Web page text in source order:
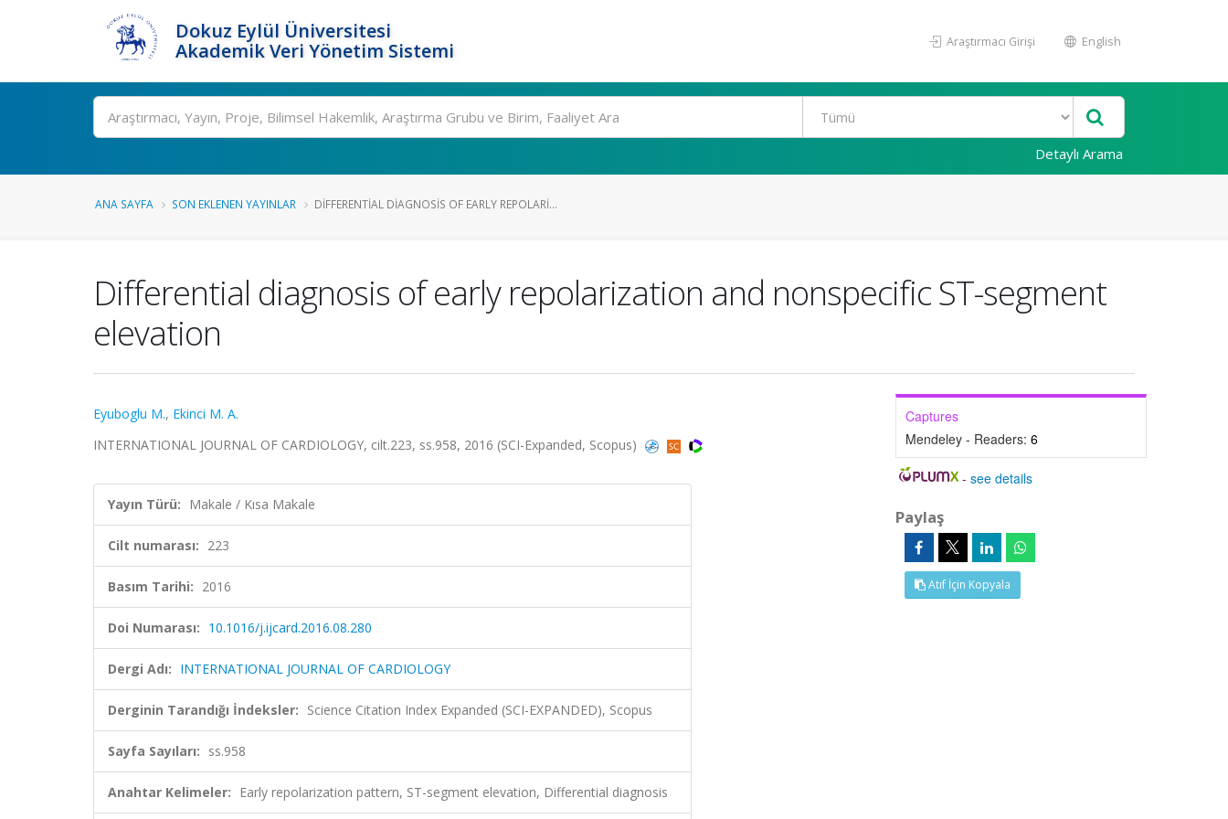
Dokuz Eylül Üniversitesi
Akademik Veri Yönetim Sistemi
Araştırmacı Girişi English
Ara
Detaylı Arama
ANA SAYFA SON EKLENEN YAYINLAR DIFFERENTIAL DIAGNOSIS OF EARLY REPOLARI...
Differential diagnosis of early repolarization and nonspecific ST-segment
elevation
Eyuboglu M., Ekinci M. A.
INTERNATIONAL JOURNAL OF CARDIOLOGY, cilt.223, ss.958, 2016 (SCI-Expanded, Scopus)
Yayın Türü: Makale / Kısa Makale
Cilt numarası: 223
Basım Tarihi: 2016
Doi Numarası: 10.1016/j.ijcard.2016.08.280
Dergi Adı: INTERNATIONAL JOURNAL OF CARDIOLOGY
Derginin Tarandığı İndeksler: Science Citation Index Expanded (SCI-EXPANDED), Scopus
Sayfa Sayıları: ss.958
Anahtar Kelimeler: Early repolarization pattern, ST-segment elevation, Differential diagnosis
Captures
Mendeley - Readers: 6
-see details
Paylaş
Atıf İçin Kopyala